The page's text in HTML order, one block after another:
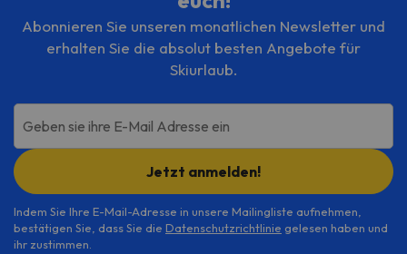
Abonnieren Sie unseren monatlichen Newsletter und
erhalten Sie die absolut besten Angebote für
Skiurlaub.
Geben sie ihre E-Mail Adresse ein
Jetzt anmelden!
Indem Sie Ihre E-Mail-Adresse in unsere Mailingliste aufnehmen,
bestätigen Sie, dass Sie die Datenschutzrichtlinie gelesen haben und
ihr zustimmen.